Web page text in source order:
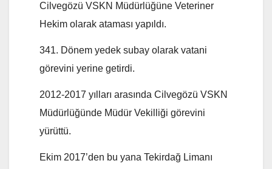
Cilvegözü VSKN Müdürlüğüne Veteriner
Hekim olarak ataması yapıldı.
341. Dönem yedek subay olarak vatani
görevini yerine getirdi.
2012-2017 yılları arasında Cilvegözü VSKN
Müdürlüğünde Müdür Vekilliği görevini
yürüttü.
Ekim 2017’den bu yana Tekirdağ Limanı